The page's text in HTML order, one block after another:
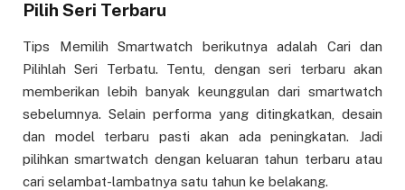
Pilih Seri Terbaru
Tips Memilih Smartwatch berikutnya adalah Cari dan
Pilihlah Seri Terbatu. Tentu, dengan seri terbaru akan
memberikan lebih banyak keunggulan dari smartwatch
sebelumnya. Selain performa yang ditingkatkan, desain
dan model terbaru pasti akan ada peningkatan. Jadi
pilihkan smartwatch dengan keluaran tahun terbaru atau
cari selambat-lambatnya satu tahun ke belakang.